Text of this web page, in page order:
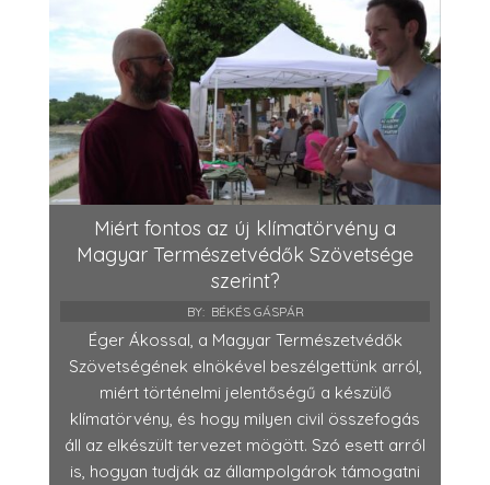
Miért fontos az új klímatörvény a
Magyar Természetvédők Szövetsége
szerint?
BY: BÉKÉS GÁSPÁR
Éger Ákossal, a Magyar Természetvédők
Szövetségének elnökével beszélgettünk arról,
miért történelmi jelentőségű a készülő
klímatörvény, és hogy milyen civil összefogás
áll az elkészült tervezet mögött. Szó esett arról
is, hogyan tudják az állampolgárok támogatni